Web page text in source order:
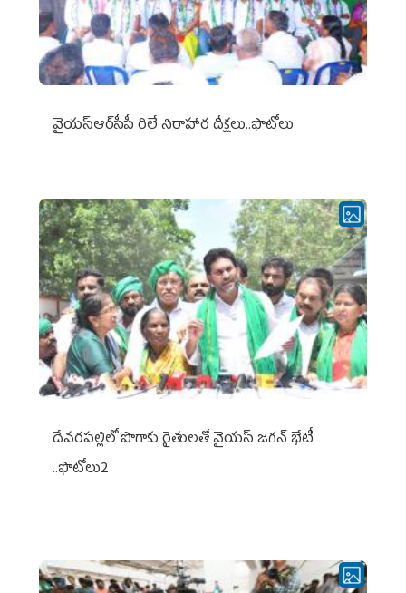
వైయ‌స్ఆర్‌సీపీ రిలే నిరాహార దీక్షలు..ఫొటోలు
దేవరపల్లిలో పొగాకు రైతులతో వైయస్ జగన్ భేటీ
..ఫొటోలు2